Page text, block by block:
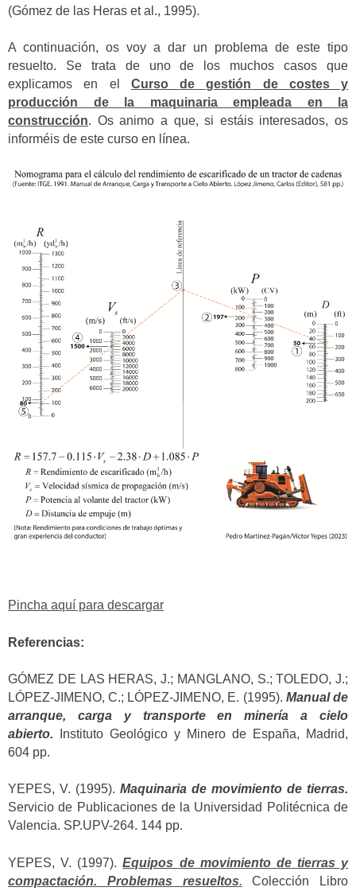
(Gómez de las Heras et al., 1995).
A continuación, os voy a dar un problema de este tipo
resuelto. Se trata de uno de los muchos casos que
explicamos en el Curso de gestión de costes y
producción de la maquinaria empleada en la
construcción. Os animo a que, si estáis interesados, os
informéis de este curso en línea.
Pincha aquí para descargar
Referencias:
GÓMEZ DE LAS HERAS, J.; MANGLANO, S.; TOLEDO, J.;
LÓPEZ-JIMENO, C.; LÓPEZ-JIMENO, E. (1995). Manual de
arranque, carga y transporte en minería a cielo
abierto. Instituto Geológico y Minero de España, Madrid,
604 pp.
YEPES, V. (1995). Maquinaria de movimiento de tierras.
Servicio de Publicaciones de la Universidad Politécnica de
Valencia. SP.UPV-264. 144 pp.
YEPES, V. (1997).Equipos de movimiento de tierras y
compactación. Problemas resueltos. Colección Libro